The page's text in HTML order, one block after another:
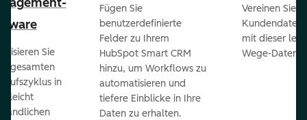
Sie
gesamten
in
leicht
Fügen Sie
benutzerdefinierte
Felder zu Ihrem
HubSpot Smart CRM
hinzu, um Workflows zu
automatisieren und
tiefere Einblicke in Ihre
Daten zu erhalten.
Vereinen Sie
Kundendaten
mit dieser
Wege-Daten-